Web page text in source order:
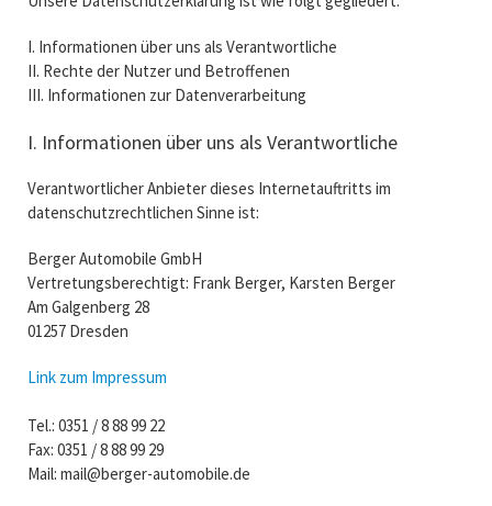
I. Informationen über uns als Verantwortliche
II. Rechte der Nutzer und Betroffenen
III. Informationen zur Datenverarbeitung
I. Informationen über uns als Verantwortliche
Verantwortlicher Anbieter dieses Internetauftritts im
datenschutzrechtlichen Sinne ist:
Berger Automobile GmbH
Vertretungsberechtigt: Frank Berger, Karsten Berger
Am Galgenberg 28
01257 Dresden
Link zum Impressum
Tel.: 0351 / 8 88 99 22
Fax: 0351 / 8 88 99 29
Mail: mail@berger-automobile.de